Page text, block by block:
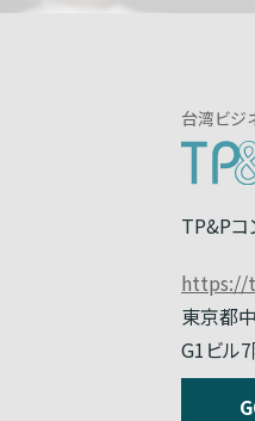
台湾ビジ
TP&Pコ
https://
東京都
G1ビル